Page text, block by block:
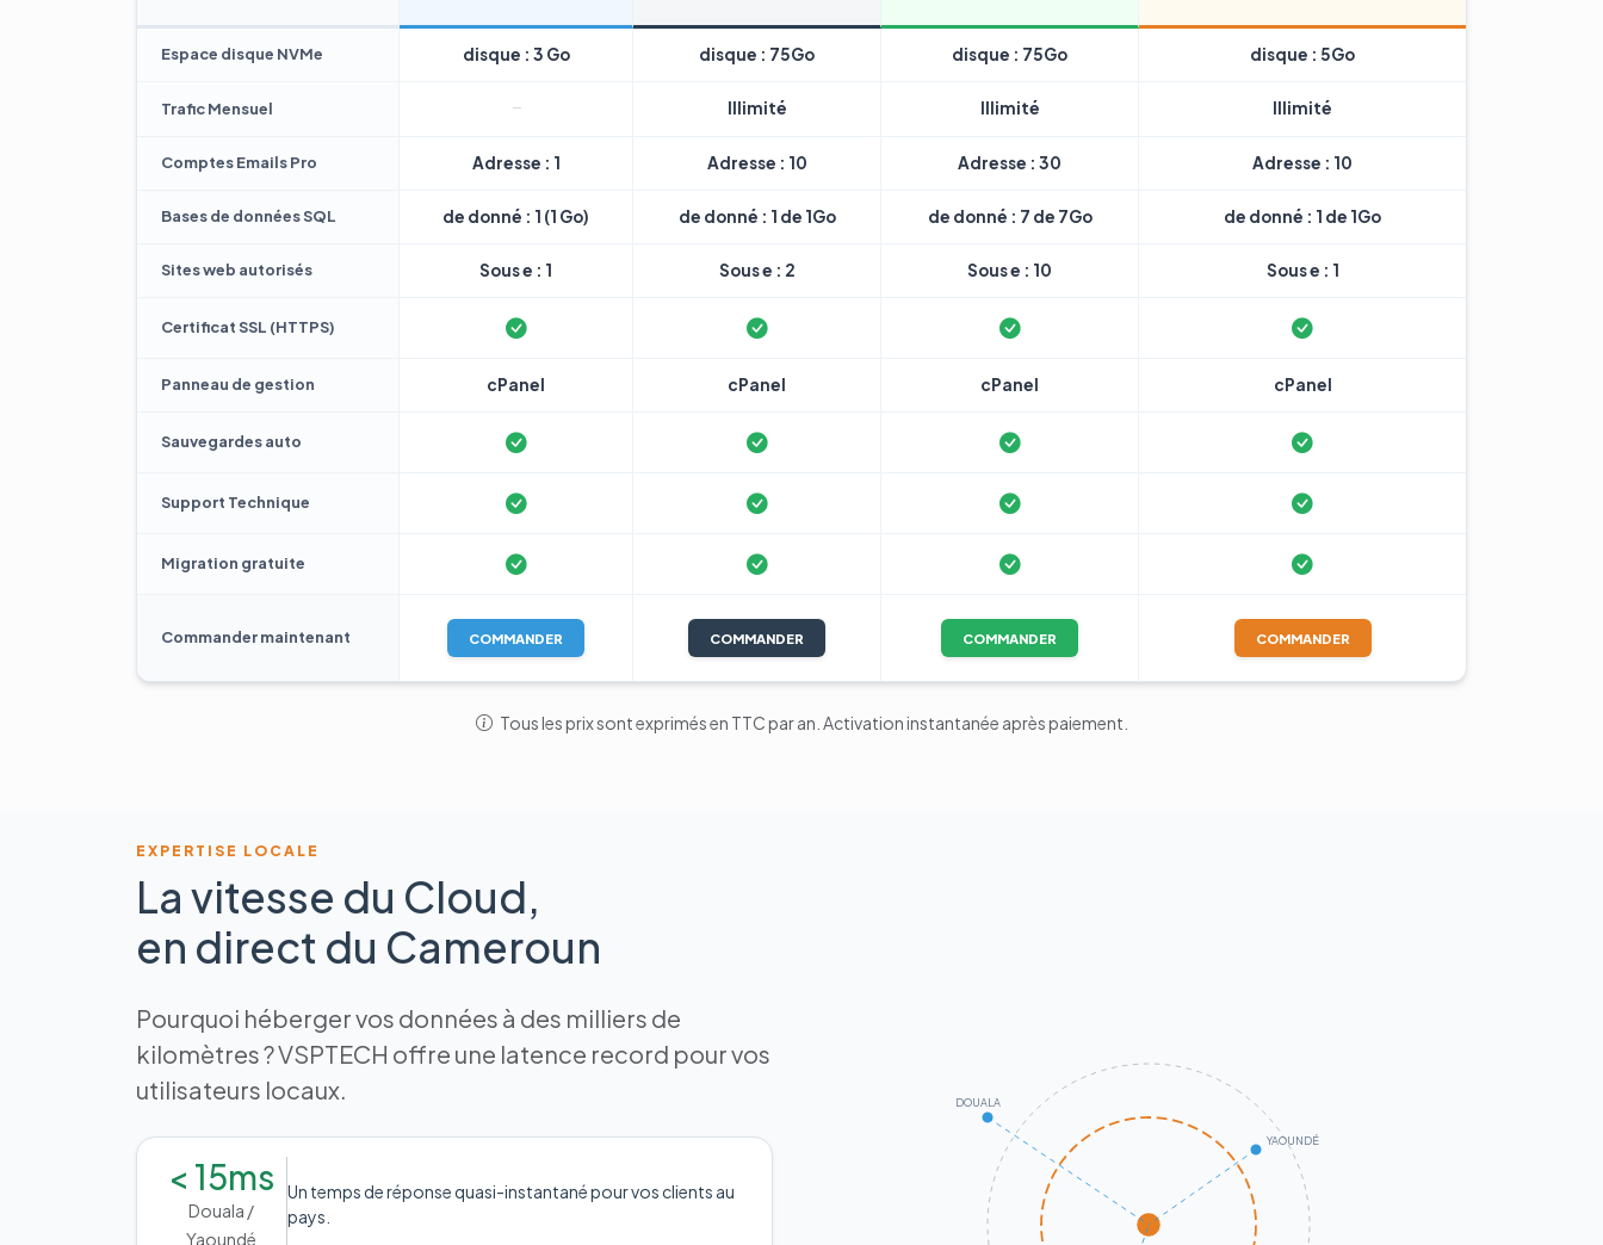
Espace disque NVMe disque : 3 Go disque : 75Go disque : 75Go disque : 5Go
Trafic Mensuel Illimité Illimité Illimité
Comptes Emails Pro Adresse : 1 Adresse : 10 Adresse : 30 Adresse : 10
Bases de données SQL de donné : 1 (1 Go) de donné : 1 de 1Go de donné : 7 de 7Go de donné : 1 de 1Go
Sites web autorisés Sous e : 1 Sous e : 2 Sous e : 10 Sous e : 1
Certificat SSL (HTTPS)
Panneau de gestion cPanel cPanel cPanel cPanel
Sauvegardes auto
Support Technique
Migration gratuite
Commander maintenant COMMANDER COMMANDER COMMANDER COMMANDER
Tous les prix sont exprimés en TTC par an. Activation instantanée après paiement.
EXPERTISE LOCALE
La vitesse du Cloud,
en direct du Cameroun
Pourquoi héberger vos données à des milliers de
kilomètres ? VSPTECH offre une latence record pour vos
utilisateurs locaux.
< 15ms
Douala /
Yaoundé
Un temps de réponse quasi-instantané pour vos clients au
pays.
DOUALA
YAOUNDÉ